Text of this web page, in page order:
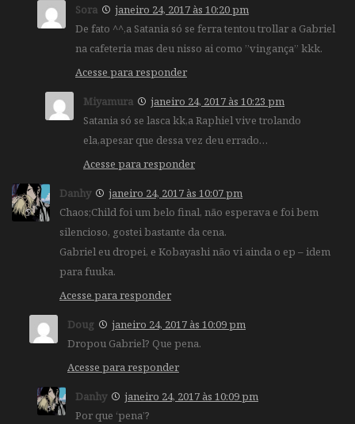
Sora
janeiro 24, 2017 às 10:20 pm
De fato ^^,a Satania só se ferra tentou trollar a Gabriel
na cafeteria mas deu nisso ai como ”vingança” kkk.
Acesse para responder
Miyamura
janeiro 24, 2017 às 10:23 pm
Satania só se lasca kk,a Raphiel vive trolando
ela,apesar que dessa vez deu errado…
Acesse para responder
Danhy
janeiro 24, 2017 às 10:07 pm
Chaos;Child foi um belo final, não esperava e foi bem
silencioso, gostei bastante da cena.
Gabriel eu dropei, e Kobayashi não vi ainda o ep – idem
para fuuka.
Acesse para responder
Doug
janeiro 24, 2017 às 10:09 pm
Dropou Gabriel? Que pena.
Acesse para responder
Danhy
janeiro 24, 2017 às 10:09 pm
Por que ‘pena’?